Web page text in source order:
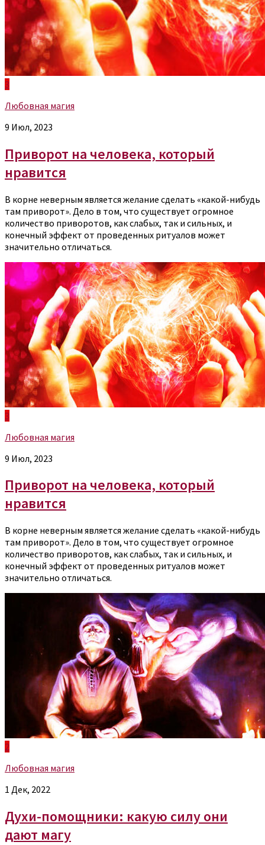
3
Любовная магия
9 Июл, 2023
Приворот на человека, который
нравится
В корне неверным является желание сделать «какой-нибудь
там приворот». Дело в том, что существует огромное
количество приворотов, как слабых, так и сильных, и
конечный эффект от проведенных ритуалов может
значительно отличаться.
3
Любовная магия
9 Июл, 2023
Приворот на человека, который
нравится
В корне неверным является желание сделать «какой-нибудь
там приворот». Дело в том, что существует огромное
количество приворотов, как слабых, так и сильных, и
конечный эффект от проведенных ритуалов может
значительно отличаться.
2
Любовная магия
1 Дек, 2022
Духи-помощники: какую силу они
дают магу